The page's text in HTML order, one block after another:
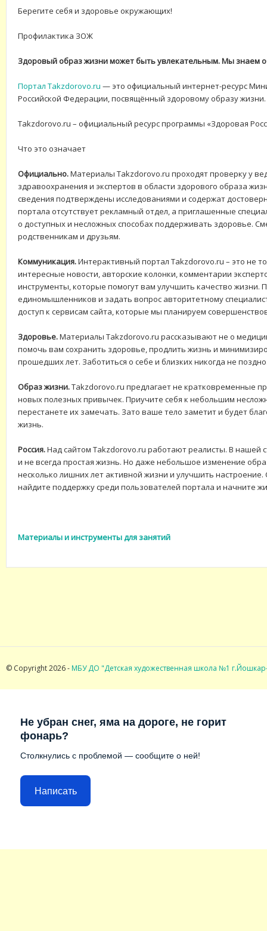
Берегите себя и здоровье окружающих!
Профилактика ЗОЖ
Здоровый образ жизни может быть увлекательным. Мы знаем
Портал Takzdorovo.ru — это официальный интернет-ресурс
Российской Федерации, посвящённый здоровому образу жизни.
Takzdorovo.ru – официальный ресурс программы «Здоровая
Что это означает
Официально.Материалы Takzdorovo.ru проходят проверку у
здравоохранения и экспертов в области здорового образа
сведения подтверждены исследованиями и содержат
портала отсутствует рекламный отдел, а приглашенные
о доступных и несложных способах поддерживать здоровье.
родственникам и друзьям.
Коммуникация.Интерактивный портал Takzdorovo.ru – это не
интересные новости, авторские колонки, комментарии
инструменты, которые помогут вам улучшить качество жизни.
единомышленников и задать вопрос авторитетному
доступ к сервисам сайта, которые мы планируем
Здоровье.Материалы Takzdorovo.ru рассказывают не о
помочь вам сохранить здоровье, продлить жизнь и
прошедших лет. Заботиться о себе и близких никогда не
Образ жизни.Takzdorovo.ru предлагает не кратковременные
новых полезных привычек. Приучите себя к небольшим
перестанете их замечать. Зато ваше тело заметит и будет
жизнь.
Россия.Над сайтом Takzdorovo.ru работают реалисты. В нашей
и не всегда простая жизнь. Но даже небольшое изменение
несколько лишних лет активной жизни и улучшить
найдите поддержку среди пользователей портала и начните
Материалы и инструменты для занятий
© Copyright 2026 -МБУ ДО "Детская художественная школа №1
Не убран снег, яма на дороге, не горит
фонарь?
Столкнулись с проблемой — сообщите о ней!
Написать